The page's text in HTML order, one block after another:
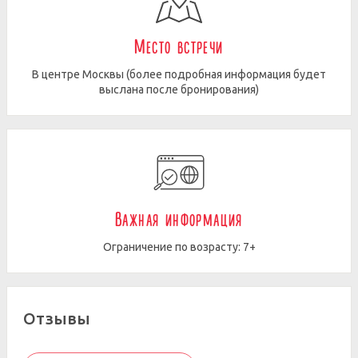
Место встречи
В центре Москвы (более подробная информация будет
выслана после бронирования)
Важная информация
Ограничение по возрасту: 7+
Отзывы